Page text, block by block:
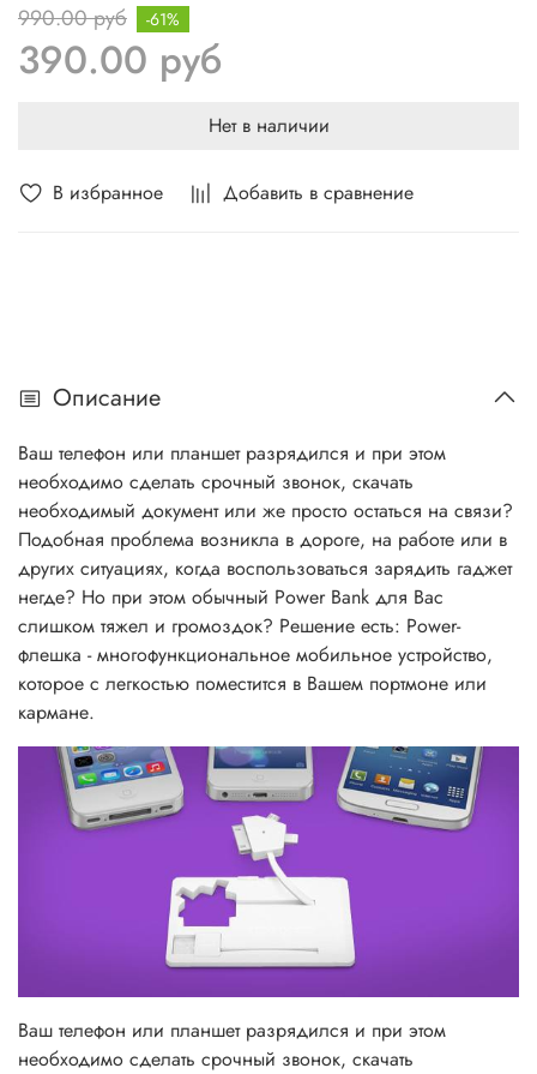
В избранное Добавить в сравнение
990.00 руб
390.00 руб
-61%
Нет в наличии
Описание
Ваш телефон или планшет разрядился и при этом
необходимо сделать срочный звонок, скачать
необходимый документ или же просто остаться на связи?
Подобная проблема возникла в дороге, на работе или в
других ситуациях, когда воспользоваться зарядить гаджет
негде? Но при этом обычный Power Bank для Вас
слишком тяжел и громоздок? Решение есть: Power-
флешка - многофункциональное мобильное устройство,
которое с легкостью поместится в Вашем портмоне или
кармане.
Ваш телефон или планшет разрядился и при этом
необходимо сделать срочный звонок, скачать